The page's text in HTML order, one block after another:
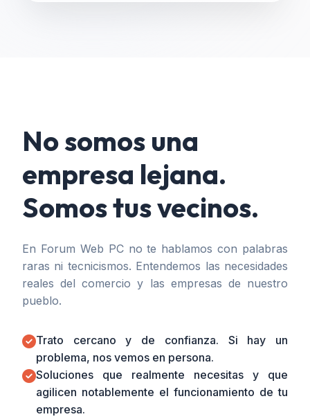
No somos una
empresa lejana.
Somos tus vecinos.
En Forum Web PC no te hablamos con palabras
raras ni tecnicismos. Entendemos las necesidades
reales del comercio y las empresas de nuestro
pueblo.
Trato cercano y de confianza. Si hay un
problema, nos vemos en persona.
Soluciones que realmente necesitas y que
agilicen notablemente el funcionamiento de tu
empresa.